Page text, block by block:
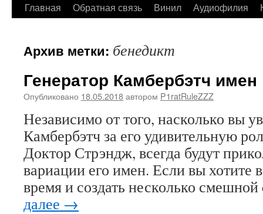
Главная Обратная связь Винил Аудиофилия
Архив метки: бенедикт
Генератор Камбербэтч имен
Опубликовано 18.05.2018автором P1ratRuleZZZ
Независимо от того, насколько вы
Камбербэтч за его удивительную
Доктор Стрэндж, всегда будут
вариации его имен. Если вы хотите
время и создать несколько
далее →